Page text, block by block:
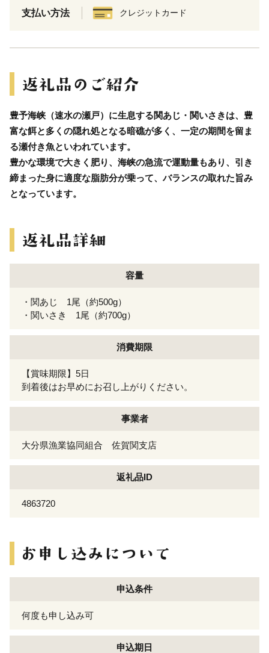
支払い方法 クレジットカード
豊予海峡（速水の瀬戸）に生息する関あじ・関いさきは、豊
富な餌と多くの隠れ処となる暗礁が多く、一定の期間を留ま
る瀬付き魚といわれています。
豊かな環境で大きく肥り、海峡の急流で運動量もあり、引き
締まった身に適度な脂肪分が乗って、バランスの取れた旨み
となっています。
容量
・関あじ 1尾（約500g）
・関いさき 1尾（約700g）
消費期限
【賞味期限】5日
到着後はお早めにお召し上がりください。
事業者
大分県漁業協同組合 佐賀関支店
返礼品ID
4863720
申込条件
何度も申し込み可
申込期日